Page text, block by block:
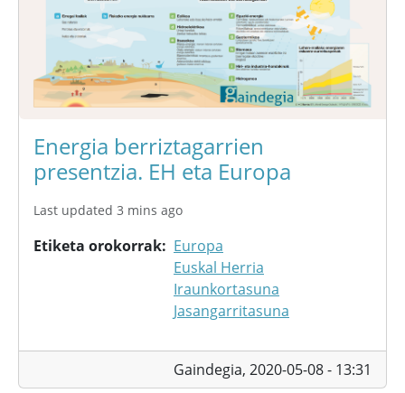
Energia berriztagarrien
presentzia. EH eta Europa
Last updated 3 mins ago
Etiketa orokorrak
Europa
Euskal Herria
Iraunkortasuna
Jasangarritasuna
Gaindegia, 2020-05-08 - 13:31